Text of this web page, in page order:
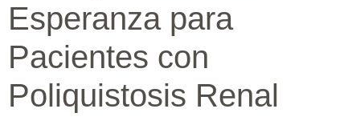
Esperanza para
Pacientes con
Poliquistosis Renal